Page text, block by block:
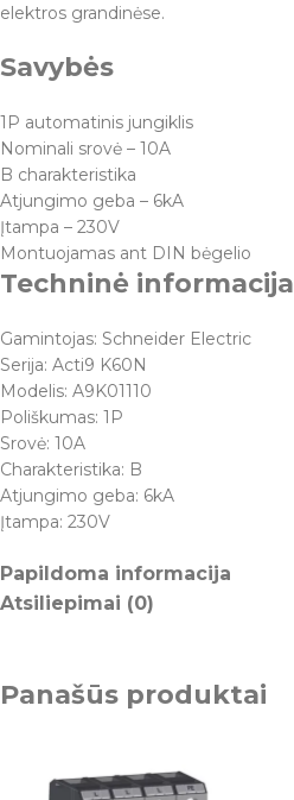
elektros grandinėse.
Savybės
1P automatinis jungiklis
Nominali srovė – 10A
B charakteristika
Atjungimo geba – 6kA
Įtampa – 230V
Montuojamas ant DIN bėgelio
Techninė informacija
Gamintojas: Schneider Electric
Serija: Acti9 K60N
Modelis: A9K01110
Poliškumas: 1P
Srovė: 10A
Charakteristika: B
Atjungimo geba: 6kA
Įtampa: 230V
Papildoma informacija
Atsiliepimai (0)
Panašūs produktai